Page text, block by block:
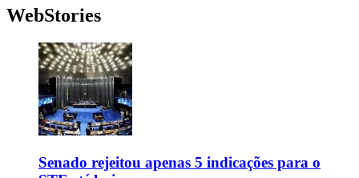
WebStories
Senado rejeitou apenas 5 indicações para o